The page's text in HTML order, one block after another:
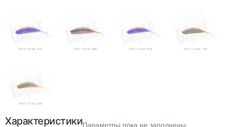
ХарактеристикиПараметры пока не заполнены.